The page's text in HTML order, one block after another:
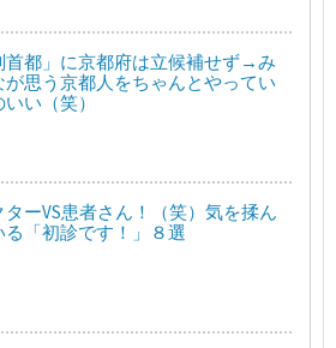
首都」に京都府は立候補せず→み
が思う京都人をちゃんとやってい
いい（笑）
ターVS患者さん！（笑）気を揉ん
る「初診です！」８選